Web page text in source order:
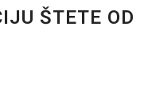
ŠTETE OD